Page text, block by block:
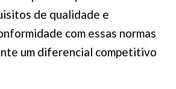
de qualidade e
com essas normas
um diferencial competitivo